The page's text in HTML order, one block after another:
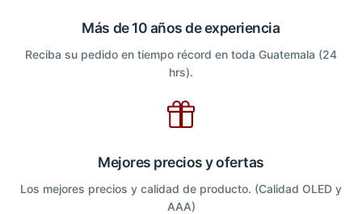
Más de 10 años de experiencia
Reciba su pedido en tiempo récord en toda Guatemala (24
hrs).
Mejores precios y ofertas
Los mejores precios y calidad de producto. (Calidad OLED y
AAA)